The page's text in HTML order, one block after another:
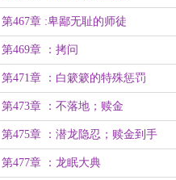
第467章 :卑鄙无耻的师徒
第469章 ：拷问
第471章 ：白簌簌的特殊惩罚
第473章 ：不落地；赎金
第475章 ：潜龙隐忍；赎金到手
（8k）
第477章 ：龙眠大典